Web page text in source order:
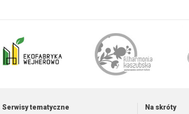
Serwisy tematyczne Na skróty